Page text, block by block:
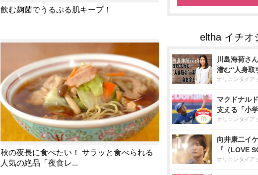
飲む麹菌でうるぷる肌キープ！
秋の夜長に食べたい！ サラッと食べられる
人気の絶品「夜食レ...
川島海荷さ
潜む“人身取
オリコンタイア
マクドナル
支える「小
オリコンタイア
向井康二イ
『（LOVE
オリコンタイア